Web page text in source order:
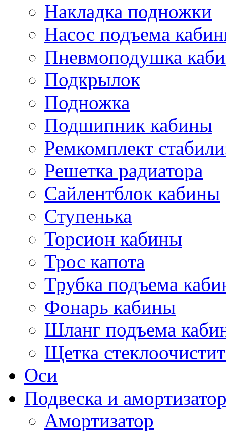
Накладка подножки
Насос подъема
Пневмоподушка
Подкрылок
Подножка
Подшипник кабины
Ремкомплект
Решетка радиатора
Сайлентблок кабины
Ступенька
Торсион кабины
Трос капота
Трубка подъема
Фонарь кабины
Шланг подъема
Щетка
Оси
Подвеска и
Амортизатор